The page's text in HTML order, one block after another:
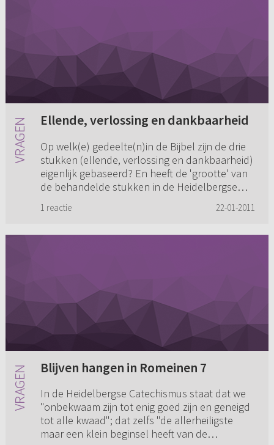
Ellende, verlossing en dankbaarheid
Op welk(e) gedeelte(n)in de Bijbel zijn de drie
stukken (ellende, verlossing en dankbaarheid)
eigenlijk gebaseerd? En heeft de 'grootte' van
de behandelde stukken in de Heidelbergse
1 reactie 22-01-2011
Blijven hangen in Romeinen 7
In de Heidelbergse Catechismus staat dat we
"onbekwaam zijn tot enig goed zijn en geneigd
tot alle kwaad"; dat zelfs "de allerheiligste
maar een klein beginsel heeft van de